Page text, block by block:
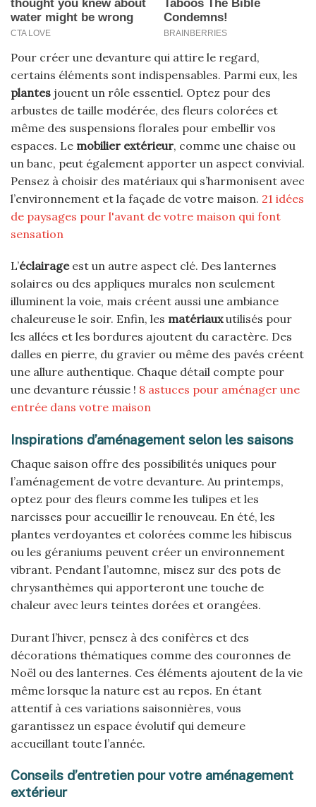
Pour créer une devanture qui attire le regard,
certains éléments sont indispensables. Parmi eux, les
plantes jouent un rôle essentiel. Optez pour des
arbustes de taille modérée, des fleurs colorées et
même des suspensions florales pour embellir vos
espaces. Le mobilier extérieur, comme une chaise ou
un banc, peut également apporter un aspect convivial.
Pensez à choisir des matériaux qui s’harmonisent avec
l’environnement et la façade de votre maison. 21 idées
de paysages pour l'avant de votre maison qui font
sensation
L’éclairageest un autre aspect clé. Des lanternes
solaires ou des appliques murales non seulement
illuminent la voie, mais créent aussi une ambiance
chaleureuse le soir. Enfin, les matériauxutilisés pour
les allées et les bordures ajoutent du caractère. Des
dalles en pierre, du gravier ou même des pavés créent
une allure authentique. Chaque détail compte pour
une devanture réussie ! 8 astuces pour aménager une
entrée dans votre maison
Inspirations d’aménagement selon les saisons
Chaque saison offre des possibilités uniques pour
l’aménagement de votre devanture. Au printemps,
optez pour des fleurs comme les tulipes et les
narcisses pour accueillir le renouveau. En été, les
plantes verdoyantes et colorées comme les hibiscus
ou les géraniums peuvent créer un environnement
vibrant. Pendant l’automne, misez sur des pots de
chrysanthèmes qui apporteront une touche de
chaleur avec leurs teintes dorées et orangées.
Durant l’hiver, pensez à des conifères et des
décorations thématiques comme des couronnes de
Noël ou des lanternes. Ces éléments ajoutent de la vie
même lorsque la nature est au repos. En étant
attentif à ces variations saisonnières, vous
garantissez un espace évolutif qui demeure
accueillant toute l’année.
Conseils d’entretien pour votre aménagement
extérieur